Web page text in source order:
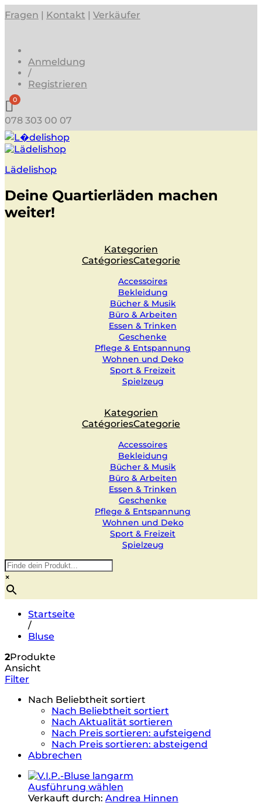
Fragen | Kontakt | Verkäufer
Anmeldung
/
Registrieren
0
078 303 00 07
Lädelishop
Deine Quartierläden machen
weiter!
Kategorien
CatégoriesCategorie
Accessoires
Bekleidung
Bücher & Musik
Büro & Arbeiten
Essen & Trinken
Geschenke
Pflege & Entspannung
Wohnen und Deko
Sport & Freizeit
Spielzeug
Kategorien
CatégoriesCategorie
Accessoires
Bekleidung
Bücher & Musik
Büro & Arbeiten
Essen & Trinken
Geschenke
Pflege & Entspannung
Wohnen und Deko
Sport & Freizeit
Spielzeug
×
Startseite
/
Bluse
2Produkte
Ansicht
Filter
Nach Beliebtheit sortiert
Nach Beliebtheit sortiert
Nach Aktualität sortieren
Nach Preis sortieren: aufsteigend
Nach Preis sortieren: absteigend
Abbrechen
Ausführung wählen
Verkauft durch: Andrea Hinnen